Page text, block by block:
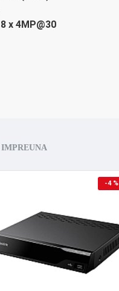
x 4MP@30
-4 %